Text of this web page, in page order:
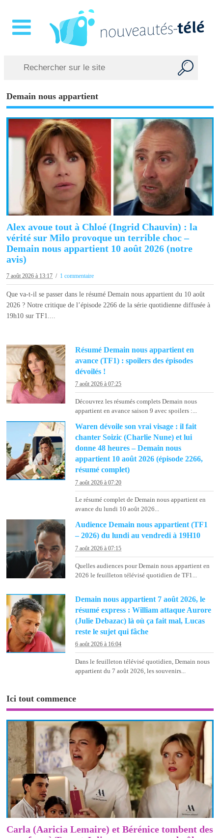
Demain nous appartient
Alex avoue tout à Chloé (Ingrid Chauvin) : la
vérité sur Milo provoque un terrible choc –
Demain nous appartient 10 août 2026 (notre
avis)
7 août 2026 à 13:17 1 commentaire
Que va-t-il se passer dans le résumé Demain nous appartient du 10 août
2026 ? Notre critique de l’épisode 2266 de la série quotidienne diffusée à
19h10 sur TF1....
Résumé Demain nous appartient en
avance (TF1) : spoilers des épisodes
dévoilés !
7 août 2026 à 07:25
Découvrez les résumés complets Demain nous
appartient en avance saison 9 avec spoilers :...
Waren dévoile son vrai visage : il fait
chanter Soizic (Charlie Nune) et lui
donne 48 heures – Demain nous
appartient 10 août 2026 (épisode 2266,
résumé complet)
7 août 2026 à 07:20
Le résumé complet de Demain nous appartient en
avance du lundi 10 août 2026...
Audience Demain nous appartient (TF1
– 2026) du lundi au vendredi à 19H10
7 août 2026 à 07:15
Quelles audiences pour Demain nous appartient en
2026 le feuilleton télévisé quotidien de TF1...
Demain nous appartient 7 août 2026, le
résumé express : William attaque Aurore
(Julie Debazac) là où ça fait mal, Lucas
reste le sujet qui fâche
6 août 2026 à 16:04
Dans le feuilleton télévisé quotidien, Demain nous
appartient du 7 août 2026, les souvenirs...
Ici tout commence
Carla (Aaricia Lemaire) et Bérénice tombent des